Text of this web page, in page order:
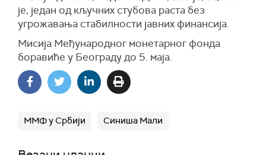
је, један од кључних стубова раста без
угрожавања стабилности јавних финансија.
Мисија Међународног монетарног фонда
боравиће у Београду до 5. маја.
ММФ у Србији Синиша Мали